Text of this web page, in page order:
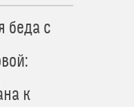
беда с
к